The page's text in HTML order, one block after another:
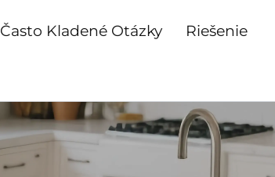
Často Kladené Otázky Riešenie